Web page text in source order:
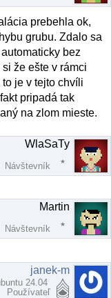
prebehla ok,
grubu. Zdalo sa
bez
že ešte v rámci
je v tejto chvíli
pripadá tak
na zlom mieste.
WlaSaTy
Návštevník
Martin
Návštevník
janek-m
24.04
Používateľ